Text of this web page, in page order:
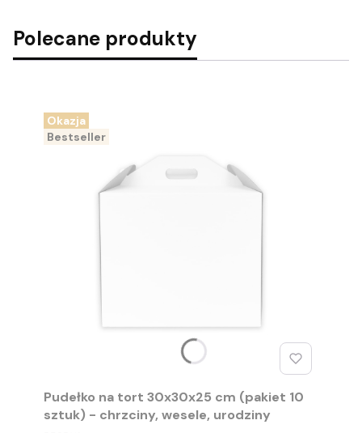
Polecane produkty
Okazja
Bestseller
Pudełko na tort 30x30x25 cm (pakiet 10
sztuk) - chrzciny, wesele, urodziny